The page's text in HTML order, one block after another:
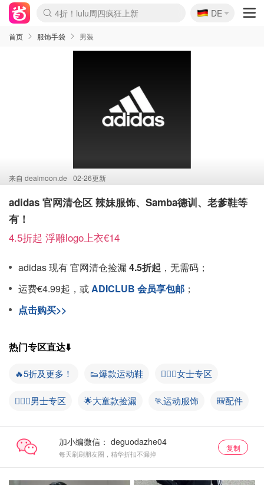
Boticinal 夏促开抢！
4折！lulu周四疯狂上新
还没结束！&OtherStories大促
Joybuy变相75折 随时失效
速领！Stanley独家85折
疑似霸哥！Camper额外叠85折
Zalando 奥莱闪促！每日更新
Moncler反季囤！5折起+叠9折
Coach Brooklyn仅€192
🇩🇪
DE
首页 服饰手袋 男装
来自 dealmoon.de 02-26更新
adidas 官网清仓区 辣妹服饰、Samba德训、老爹鞋等
有！
4.5折起 浮雕logo上衣€14
adidas 现有 官网清仓捡漏4.5折起 ，无需码；
运费€4.99起，或ADICLUB 会员享包邮 ；
点击购买>>
热门专区直达⬇️
🔥5折及更多！ 👟爆款运动鞋 💁🏻‍♀️女士专区
🙋🏻‍♂️男士专区 🌟大童款捡漏 🏃运动服饰 🎒配件
加小编微信：
每天刷刷朋友圈，精华折扣不漏掉
复制